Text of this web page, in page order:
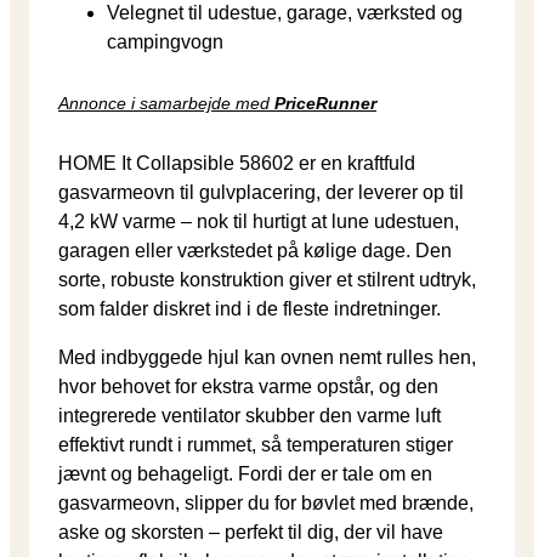
Velegnet til udestue, garage, værksted og
campingvogn
Annonce i samarbejde med PriceRunner
HOME It Collapsible 58602 er en kraftfuld
gasvarmeovn til gulvplacering, der leverer op til
4,2 kW varme – nok til hurtigt at lune udestuen,
garagen eller værkstedet på kølige dage. Den
sorte, robuste konstruktion giver et stilrent udtryk,
som falder diskret ind i de fleste indretninger.
Med indbyggede hjul kan ovnen nemt rulles hen,
hvor behovet for ekstra varme opstår, og den
integrerede ventilator skubber den varme luft
effektivt rundt i rummet, så temperaturen stiger
jævnt og behageligt. Fordi der er tale om en
gasvarmeovn, slipper du for bøvlet med brænde,
aske og skorsten – perfekt til dig, der vil have